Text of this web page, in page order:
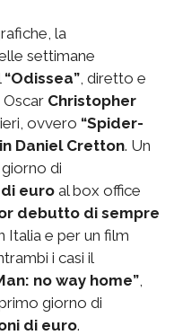
la
settimane
“Odissea” , diretto e
Christopher
ovvero “Spider-
Daniel Cretton. Un
di
euroal box office
debutto di sempre
Italia e per un film
i casi il
no way home”
giorno di
di euro.